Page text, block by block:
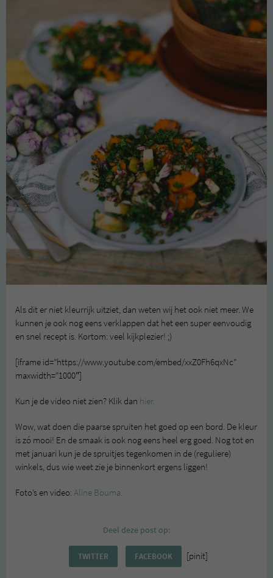
Als dit er niet kleurrijk uitziet, dan weten wij het ook niet meer. We
kunnen je ook nog eens verklappen dat het een super eenvoudig
en snel recept is. Kortom: veel kijkplezier! ;)
[iframe id=”https://www.youtube.com/embed/xxZ0Fh6qxNc”
maxwidth=”1000″]
Kun je de video niet zien? Klik dan hier.
Wow, wat doen die paarse spruiten het goed op een bord. De kleur
is zó mooi! En de smaak is ook nog eens heel erg goed. Nog tot en
met januari kun je de spruitjes tegenkomen in de (reguliere)
winkels, dus wie weet zie je binnenkort ergens liggen!
Foto’s en video: Aline Bouma.
Deel deze post op:
TWITTER FACEBOOK [pinit]